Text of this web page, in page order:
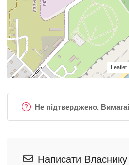
Leaflet
Не підтверджено.
Написати Власнику